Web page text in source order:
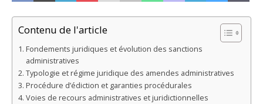
Contenu de l'article
Fondements juridiques et évolution des sanctions
administratives
Typologie et régime juridique des amendes administratives
Procédure d’édiction et garanties procédurales
Voies de recours administratives et juridictionnelles